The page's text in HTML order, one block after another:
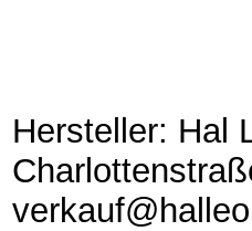
Hersteller: Hal